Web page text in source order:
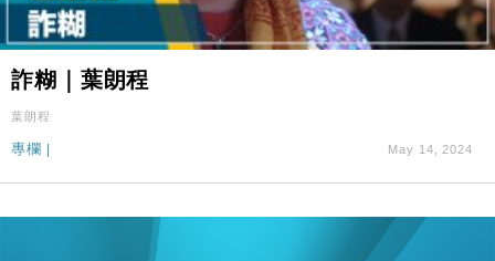
詐糊｜葉朗程
葉朗程
專欄 | May 14, 2024